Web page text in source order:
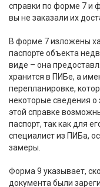
справки по форме 7 и
вы не заказали их
В форме 7 изложены
паспорте объекта
виде – она
хранится в ПИБе, а
перепланировке,
некоторые сведения
этой справке
паспорт, так как для
специалист из ПИБа,
замеры.
Форма 9 указывает,
документа были